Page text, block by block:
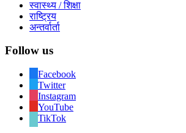
स्वास्थ्य / शिक्षा
राष्ट्रिय
अन्तर्वार्ता
Follow us
Facebook
Twitter
Instagram
YouTube
TikTok